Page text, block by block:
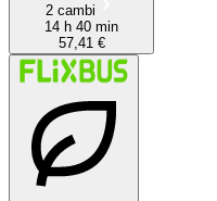
2 cambi
14 h 40 min
57,41 €